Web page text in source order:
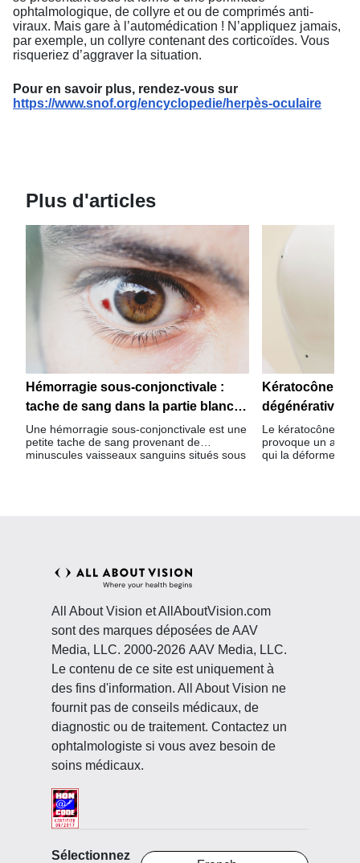
ophtalmologique, de collyre et ou de comprimés anti-
viraux. Mais gare à l’automédication ! N’appliquez jamais,
par exemple, un collyre contenant des corticoïdes. Vous
risqueriez d’aggraver la situation.
Pour en savoir plus, rendez-vous sur
https://www.snof.org/encyclopedie/herpès-oculaire
Plus d'articles
Hémorragie sous-conjonctivale :
tache de sang dans la partie blanche
de l'œil
Une hémorragie sous-conjonctivale est une
petite tache de sang provenant de
minuscules vaisseaux sanguins situés sous
Kératocône :
dégénérative
Le kératocône est
provoque un
qui la déforme en
All About Vision et AllAboutVision.com
sont des marques déposées de AAV
Media, LLC. 2000-2026 AAV Media, LLC.
Le contenu de ce site est uniquement à
des fins d'information. All About Vision ne
fournit pas de conseils médicaux, de
diagnostic ou de traitement. Contactez un
ophtalmologiste si vous avez besoin de
soins médicaux.
Sélectionnez